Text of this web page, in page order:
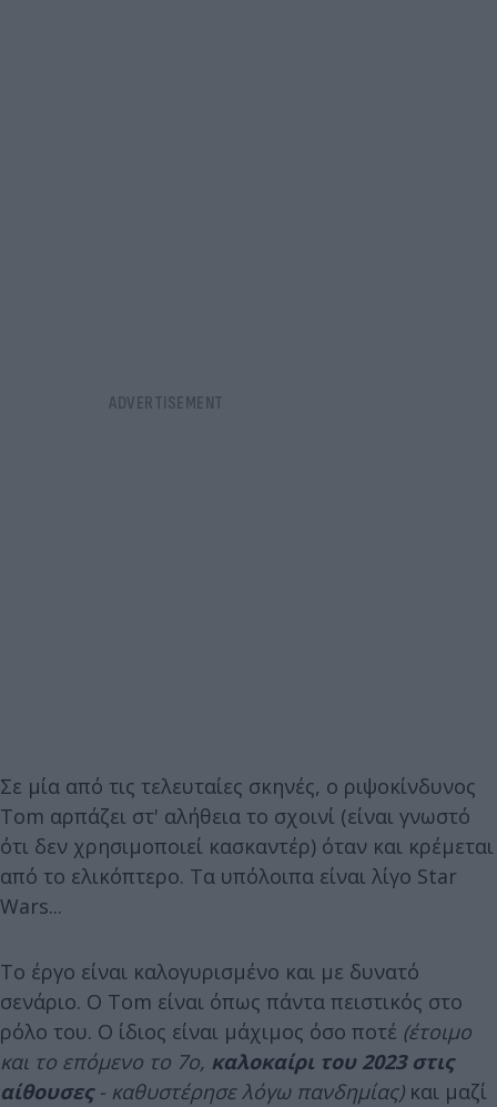
Σε μία από τις τελευταίες σκηνές, ο ριψοκίνδυνος
Tom αρπάζει στ' αλήθεια το σχοινί (είναι γνωστό
ότι δεν χρησιμοποιεί κασκαντέρ) όταν και κρέμεται
από το ελικόπτερο. Τα υπόλοιπα είναι λίγο Star
Wars...
Το έργο είναι καλογυρισμένο και με δυνατό
σενάριο. Ο Τom είναι όπως πάντα πειστικός στο
ρόλο του. Ο ίδιος είναι μάχιμος όσο ποτέ (έτοιμο
και το επόμενο το 7ο, καλοκαίρι του 2023 στις
αίθουσες- καθυστέρησε λόγω πανδημίας)και μαζί